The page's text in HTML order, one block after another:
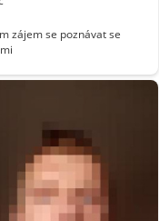
zájem se poznávat se